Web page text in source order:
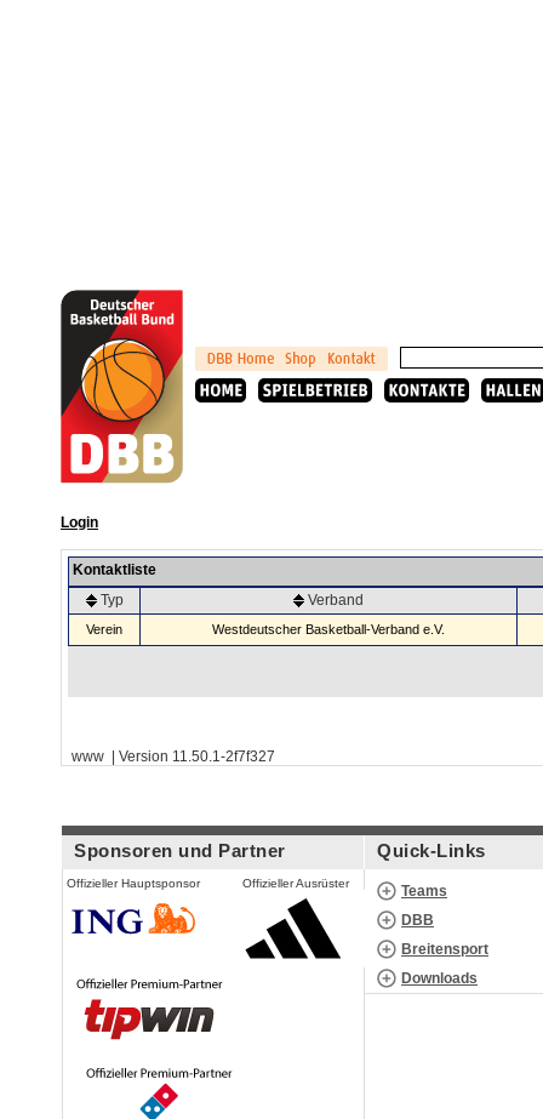
Login
Kontaktliste
Typ
Verband
Verein Westdeutscher Basketball-Verband e.V.
www | Version 11.50.1-2f7f327
Sponsoren und Partner
Offizieller Hauptsponsor Offizieller Ausrüster
Quick-Links
Teams
DBB
Breitensport
Downloads